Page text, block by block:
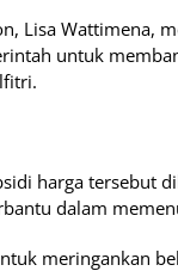
Lisa Wattimena,
untuk
harga tersebut
dalam
meringankan